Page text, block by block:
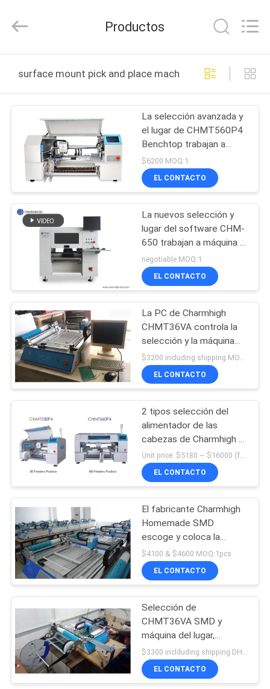
HOGAR
PRODUCTOS
LOS
VÍDEOS
SOBRE
NOSOTROS
VISITA
LA
FÁBRICA
CONTROL
DE
CALIDAD
CONTACTA
CON
NOSOTROS
NOTICIAS
SHOPPING
ON
LINE
MAPA
DEL
SITIO
CHARMHIGH
TECHNOLOGY
Rights
Productos
surface mount pick and place machine fabricación en
La selección avanzada y
el lugar de CHMT560P4
Benchtop trabajan a
máquina 60
alimentadores 4 cabezas
$6200 MOQ:1
EL CONTACTO
La nuevos selección y
lugar del software CHM-
650 trabajan a máquina 4
cabezas 50
alimentadores + carril del
PWB
negotiable MOQ:1
EL CONTACTO
La PC de Charmhigh
CHMT36VA controla la
selección y la máquina
del lugar, 2
COMPENSACIÓN QFN de
SMT de las cámaras
EL CONTACTO
2 tipos selección del
alimentador de las
cabezas de Charmhigh 4
y máquina del lugar
CHMT530P4 +
CHMT560P4
Unit price: $5180 ~ $16000 (feeders need to buy separately) MOQ:1
EL CONTACTO
El fabricante Charmhigh
Homemade SMD
escoge y coloca la
máquina para LED,
dispositivo superficial del
soporte de SMD
$4100 & $4600 MOQ:1pcs
EL CONTACTO
Selección de
CHMT36VA SMD y
máquina del lugar,
alimentador de la
vibración del equipo de la
colocación de Smt de la
EL CONTACTO